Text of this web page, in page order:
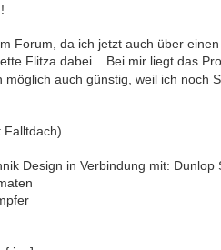
Forum, da ich jetzt auch über
Flitza dabei... Bei mir liegt das
möglich auch günstig, weil ich noch
Falltdach)
Design in Verbindung mit: